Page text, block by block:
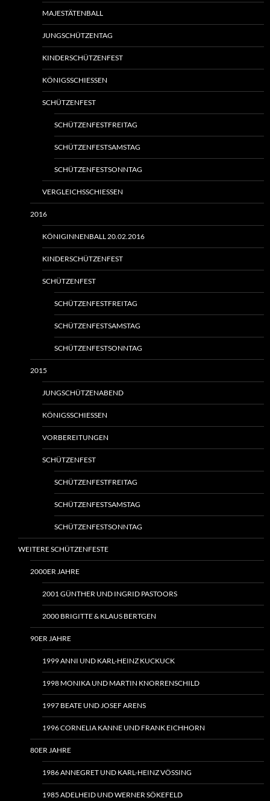
MAJESTÄTENBALL
JUNGSCHÜTZENTAG
KINDERSCHÜTZENFEST
KÖNIGSSCHIESSEN
SCHÜTZENFEST
SCHÜTZENFESTFREITAG
SCHÜTZENFESTSAMSTAG
SCHÜTZENFESTSONNTAG
VERGLEICHSSCHIESSEN
2016
KÖNIGINNENBALL 20.02.2016
KINDERSCHÜTZENFEST
SCHÜTZENFEST
SCHÜTZENFESTFREITAG
SCHÜTZENFESTSAMSTAG
SCHÜTZENFESTSONNTAG
2015
JUNGSCHÜTZENABEND
KÖNIGSSCHIESSEN
VORBEREITUNGEN
SCHÜTZENFEST
SCHÜTZENFESTFREITAG
SCHÜTZENFESTSAMSTAG
SCHÜTZENFESTSONNTAG
WEITERE SCHÜTZENFESTE
2000ER JAHRE
2001 GÜNTHER UND INGRID PASTOORS
2000 BRIGITTE & KLAUS BERTGEN
90ER JAHRE
1999 ANNI UND KARL-HEINZ KUCKUCK
1998 MONIKA UND MARTIN KNORRENSCHILD
1997 BEATE UND JOSEF ARENS
1996 CORNELIA KANNE UND FRANK EICHHORN
80ER JAHRE
1986 ANNEGRET UND KARL-HEINZ VÖSSING
1985 ADELHEID UND WERNER SÖKEFELD